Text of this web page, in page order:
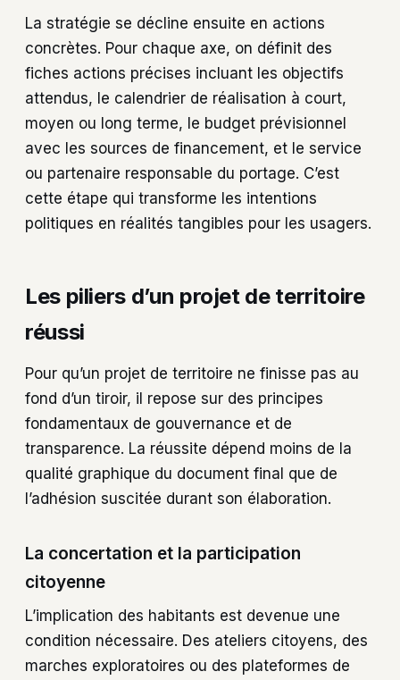
La stratégie se décline ensuite en actions
concrètes. Pour chaque axe, on définit des
fiches actions précises incluant les objectifs
attendus, le calendrier de réalisation à court,
moyen ou long terme, le budget prévisionnel
avec les sources de financement, et le service
ou partenaire responsable du portage. C’est
cette étape qui transforme les intentions
politiques en réalités tangibles pour les usagers.
Les piliers d’un projet de territoire
réussi
Pour qu’un projet de territoire ne finisse pas au
fond d’un tiroir, il repose sur des principes
fondamentaux de gouvernance et de
transparence. La réussite dépend moins de la
qualité graphique du document final que de
l’adhésion suscitée durant son élaboration.
La concertation et la participation
citoyenne
L’implication des habitants est devenue une
condition nécessaire. Des ateliers citoyens, des
marches exploratoires ou des plateformes de